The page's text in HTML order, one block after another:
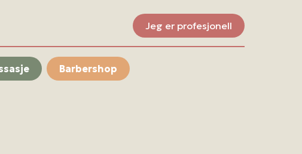
Jeg er profesjonell
Barbershop